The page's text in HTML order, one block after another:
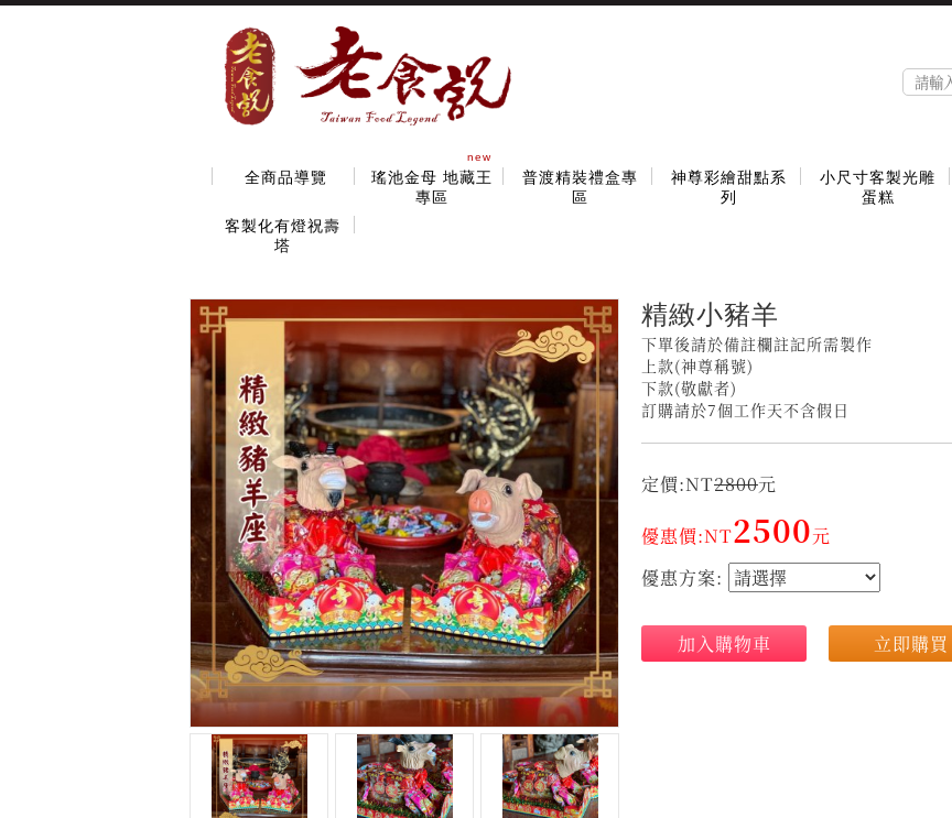
全商品導覽
new
瑤池金母 地藏王
專區
普渡精裝禮盒專
區
神尊彩繪甜點系
列
小尺寸客製光雕
蛋糕
客製化有燈祝壽
塔
精緻小豬羊
下單後請於備註欄註記所需製作
上款(神尊稱號)
下款(敬獻者)
訂購請於7個工作天不含假日
定價:NT2800元
優惠價:NT2500元
優惠方案:
加入購物車 立即購買